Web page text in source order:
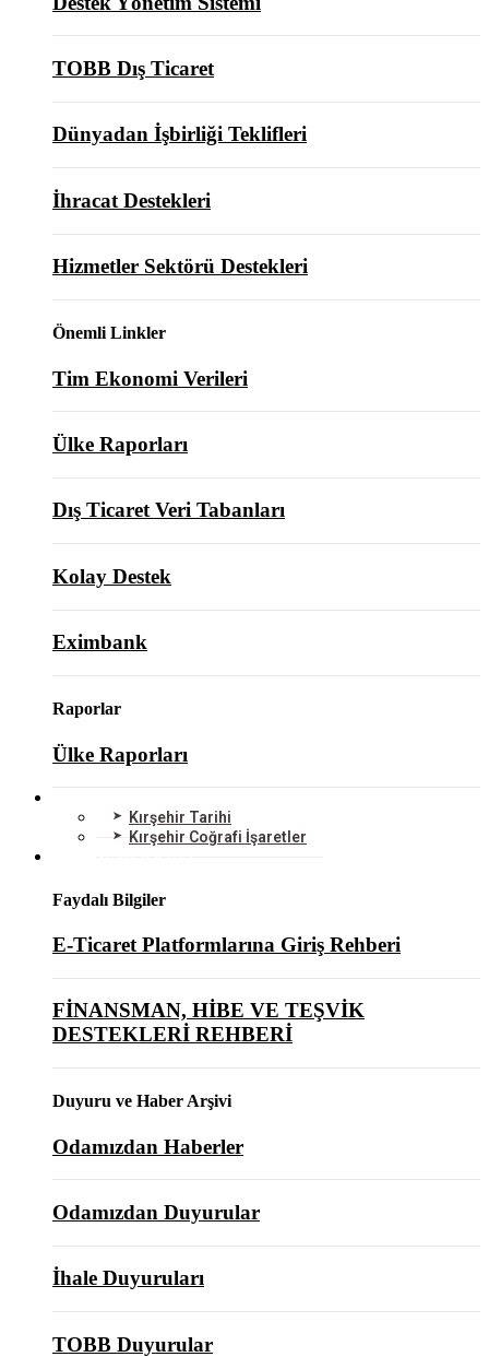
TOBB Dış Ticaret
Dünyadan İşbirliği Teklifleri
İhracat Destekleri
Hizmetler Sektörü Destekleri
Önemli Linkler
Tim Ekonomi Verileri
Ülke Raporları
Dış Ticaret Veri Tabanları
Kolay Destek
Eximbank
Raporlar
Ülke Raporları
Kırşehir Tarihi
Kırşehir Coğrafi İşaretler
Faydalı Bilgiler
E-Ticaret Platformlarına Giriş Rehberi
FİNANSMAN, HİBE VE TEŞVİK
DESTEKLERİ REHBERİ
Duyuru ve Haber Arşivi
Odamızdan Haberler
Odamızdan Duyurular
İhale Duyuruları
TOBB Duyurular